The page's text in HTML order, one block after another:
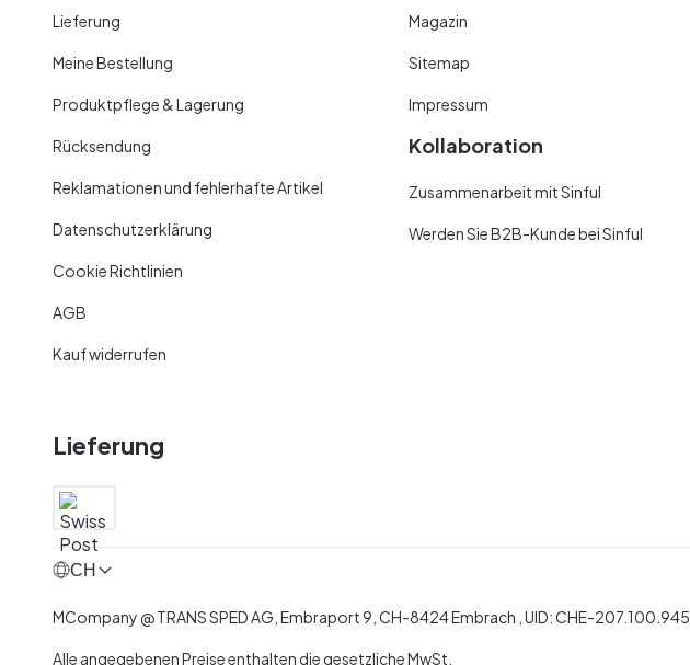
Lieferung
Meine Bestellung
Produktpflege & Lagerung
Rücksendung
Reklamationen und fehlerhafte Artikel
Datenschutzerklärung
Cookie Richtlinien
AGB
Kauf widerrufen
Magazin
Sitemap
Impressum
Kollaboration
Zusammenarbeit mit Sinful
Werden Sie B2B-Kunde bei Sinful
Lieferung
CH
MCompany@TRANS SPED AG, Embraport 9 CH-8424 Embrach , UID:CHE-207.100.945
Alle angegebenen Preise enthalten die gesetzliche MwSt.